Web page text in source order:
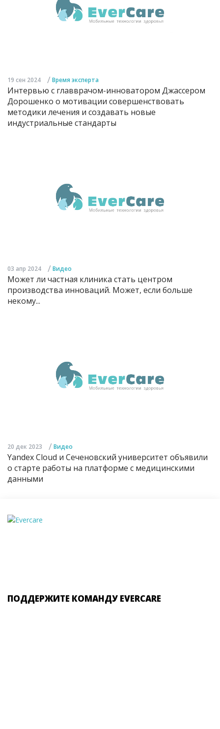
19 сен 2024 / Время эксперта
Интервью с главврачом-инноватором Джассером
Дорошенко о мотивации совершенствовать
методики лечения и создавать новые
индустриальные стандарты
03 апр 2024 / Видео
Может ли частная клиника стать центром
производства инноваций. Может, если больше
некому...
20 дек 2023 / Видео
Yandex Cloud и Сеченовский университет объявили
о старте работы на платформе с медицинскими
данными
ПОДДЕРЖИТЕ КОМАНДУ EVERCARE